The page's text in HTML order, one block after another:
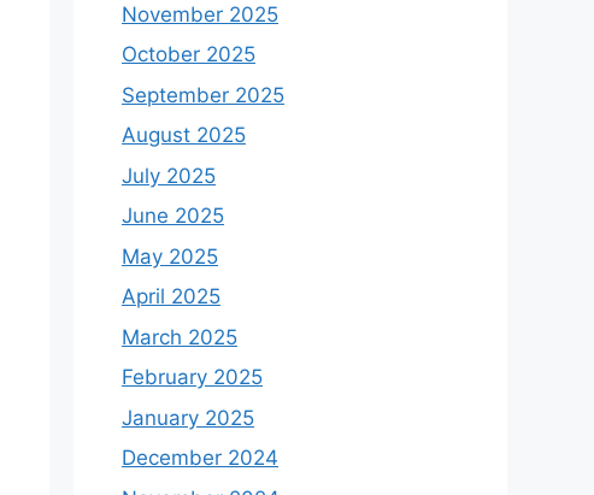
November 2025
October 2025
September 2025
August 2025
July 2025
June 2025
May 2025
April 2025
March 2025
February 2025
January 2025
December 2024